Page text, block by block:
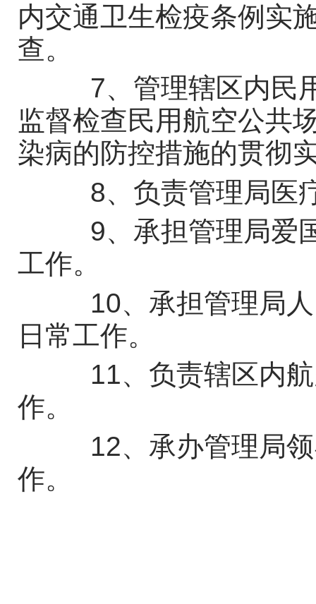
内交通卫生检疫条例实
查。
7、管理辖区内民用
监督检查民用航空公共
染病的防控措施的贯彻
8、负责管理局医
9、承担管理局爱国
工作。
10、承担管理局人
日常工作。
11、负责辖区内航
作。
12、承办管理局领
作。